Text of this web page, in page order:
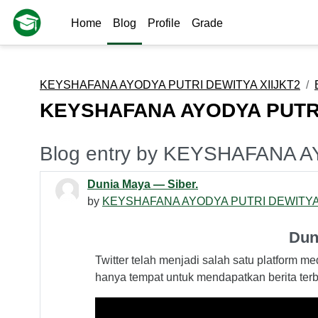
Skip to main content
Home
Blog Profile Grade
KEYSHAFANA AYODYA PUTRI DEWITYA XIIJKT2
KEYSHAFANA AYODYA
Blog entry by KEYSHAFANA
Dunia Maya — Siber.
by KEYSHAFANA AYODYA PUTRI
Twitter telah menjadi salah satu platform
hanya tempat untuk mendapatkan berita